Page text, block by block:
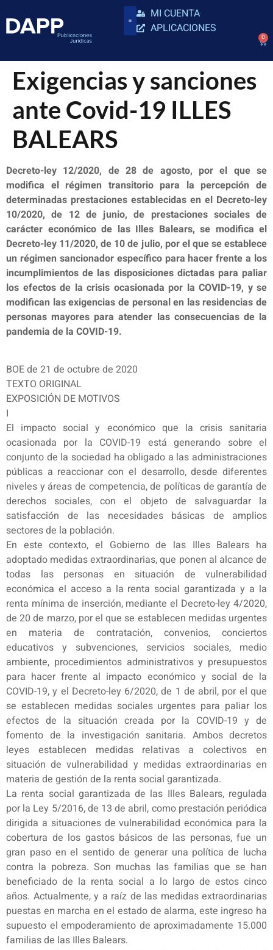
MI CUENTA
APLICACIONES
0
Exigencias y sanciones
ante Covid-19 ILLES
BALEARS
Decreto-ley 12/2020, de 28 de agosto, por el que se
modifica el régimen transitorio para la percepción de
determinadas prestaciones establecidas en el Decreto-ley
10/2020, de 12 de junio, de prestaciones sociales de
carácter económico de las Illes Balears, se modifica el
Decreto-ley 11/2020, de 10 de julio, por el que se establece
un régimen sancionador específico para hacer frente a los
incumplimientos de las disposiciones dictadas para paliar
los efectos de la crisis ocasionada por la COVID-19, y se
modifican las exigencias de personal en las residencias de
personas mayores para atender las consecuencias de la
pandemia de la COVID-19.
BOE de 21 de octubre de 2020
TEXTO ORIGINAL
EXPOSICIÓN DE MOTIVOS
I
El impacto social y económico que la crisis sanitaria
ocasionada por la COVID-19 está generando sobre el
conjunto de la sociedad ha obligado a las administraciones
públicas a reaccionar con el desarrollo, desde diferentes
niveles y áreas de competencia, de políticas de garantía de
derechos sociales, con el objeto de salvaguardar la
satisfacción de las necesidades básicas de amplios
sectores de la población.
En este contexto, el Gobierno de las Illes Balears ha
adoptado medidas extraordinarias, que ponen al alcance de
todas las personas en situación de vulnerabilidad
económica el acceso a la renta social garantizada y a la
renta mínima de inserción, mediante el Decreto-ley 4/2020,
de 20 de marzo, por el que se establecen medidas urgentes
en materia de contratación, convenios, conciertos
educativos y subvenciones, servicios sociales, medio
ambiente, procedimientos administrativos y presupuestos
para hacer frente al impacto económico y social de la
COVID-19, y el Decreto-ley 6/2020, de 1 de abril, por el que
se establecen medidas sociales urgentes para paliar los
efectos de la situación creada por la COVID-19 y de
fomento de la investigación sanitaria. Ambos decretos
leyes establecen medidas relativas a colectivos en
situación de vulnerabilidad y medidas extraordinarias en
materia de gestión de la renta social garantizada.
La renta social garantizada de las Illes Balears, regulada
por la Ley 5/2016, de 13 de abril, como prestación periódica
dirigida a situaciones de vulnerabilidad económica para la
cobertura de los gastos básicos de las personas, fue un
gran paso en el sentido de generar una política de lucha
contra la pobreza. Son muchas las familias que se han
beneficiado de la renta social a lo largo de estos cinco
años. Actualmente, y a raíz de las medidas extraordinarias
puestas en marcha en el estado de alarma, este ingreso ha
supuesto el empoderamiento de aproximadamente 15.000
familias de las Illes Balears.